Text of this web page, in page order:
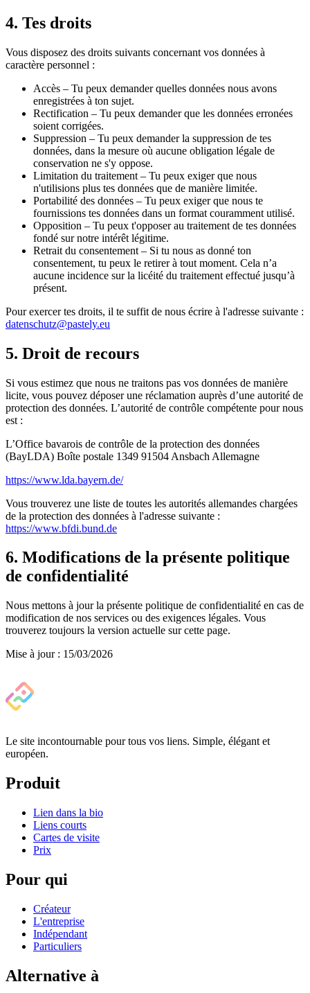
4. Tes droits
Vous disposez des droits suivants concernant vos données à
caractère personnel :
Accès – Tu peux demander quelles données nous avons
enregistrées à ton sujet.
Rectification – Tu peux demander que les données erronées
soient corrigées.
Suppression – Tu peux demander la suppression de tes
données, dans la mesure où aucune obligation légale de
conservation ne s'y oppose.
Limitation du traitement – Tu peux exiger que nous
n'utilisions plus tes données que de manière limitée.
Portabilité des données – Tu peux exiger que nous te
fournissions tes données dans un format couramment utilisé.
Opposition – Tu peux t'opposer au traitement de tes données
fondé sur notre intérêt légitime.
Retrait du consentement – Si tu nous as donné ton
consentement, tu peux le retirer à tout moment. Cela n’a
aucune incidence sur la licéité du traitement effectué jusqu’à
présent.
Pour exercer tes droits, il te suffit de nous écrire à l'adresse suivante :
datenschutz@pastely.eu
5. Droit de recours
Si vous estimez que nous ne traitons pas vos données de manière
licite, vous pouvez déposer une réclamation auprès d’une autorité de
protection des données. L’autorité de contrôle compétente pour nous
est :
L’Office bavarois de contrôle de la protection des données
(BayLDA) Boîte postale 1349 91504 Ansbach Allemagne
https://www.lda.bayern.de/
Vous trouverez une liste de toutes les autorités allemandes chargées
de la protection des données à l'adresse suivante :
https://www.bfdi.bund.de
6. Modifications de la présente politique
de confidentialité
Nous mettons à jour la présente politique de confidentialité en cas de
modification de nos services ou des exigences légales. Vous
trouverez toujours la version actuelle sur cette page.
Mise à jour : 15/03/2026
Le site incontournable pour tous vos liens. Simple, élégant et
européen.
Produit
Lien dans la bio
Liens courts
Cartes de visite
Prix
Pour qui
Créateur
L'entreprise
Indépendant
Particuliers
Alternative à